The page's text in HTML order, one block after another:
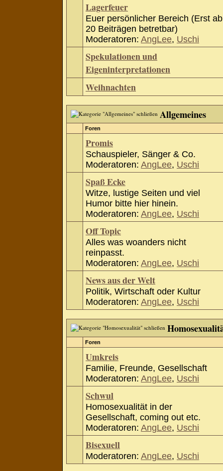
Lagerfeuer
Euer persönlicher Bereich (Erst ab
20 Beiträgen betretbar)
Moderatoren: AngLee, Uschi
Spekulationen und
Eigeninterpretationen
Weihnachten
Allgemeines
Foren
Promis
Schauspieler, Sänger & Co.
Moderatoren: AngLee, Uschi
Spaß Ecke
Witze, lustige Seiten und viel
Humor bitte hier hinein.
Moderatoren: AngLee, Uschi
Off Topic
Alles was woanders nicht
reinpasst.
Moderatoren: AngLee, Uschi
News aus der Welt
Politik, Wirtschaft oder Kultur
Moderatoren: AngLee, Uschi
Foren
Umkreis
Familie, Freunde, Gesellschaft
Moderatoren: AngLee, Uschi
Schwul
Homosexualität in der
Gesellschaft, coming out etc.
Moderatoren: AngLee, Uschi
Bisexuell
Moderatoren: AngLee, Uschi